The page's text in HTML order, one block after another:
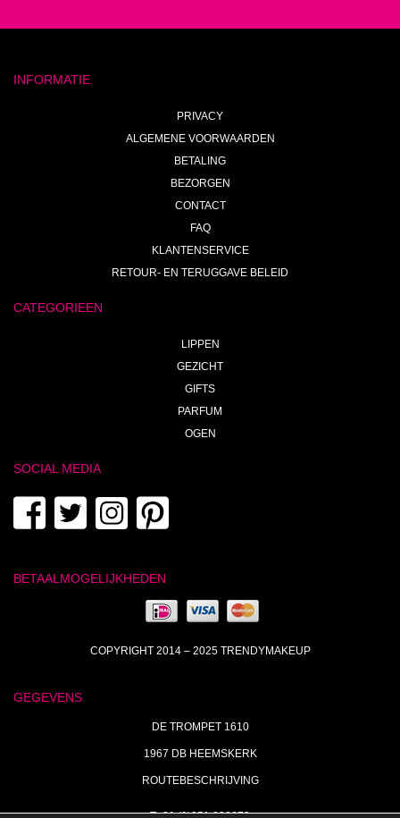
INFORMATIE
PRIVACY
ALGEMENE VOORWAARDEN
BETALING
BEZORGEN
CONTACT
FAQ
KLANTENSERVICE
RETOUR- EN TERUGGAVE BELEID
CATEGORIEEN
LIPPEN
GEZICHT
GIFTS
PARFUM
OGEN
SOCIAL MEDIA
BETAALMOGELIJKHEDEN
COPYRIGHT 2014 – 2025 TRENDYMAKEUP
GEGEVENS
DE TROMPET 1610
1967 DB HEEMSKERK
ROUTEBESCHRIJVING